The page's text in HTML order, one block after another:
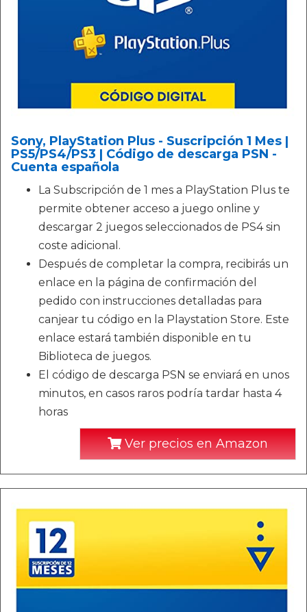
Sony, PlayStation Plus - Suscripción 1 Mes |
PS5/PS4/PS3 | Código de descarga PSN -
Cuenta española
La Subscripción de 1 mes a PlayStation Plus te
permite obtener acceso a juego online y
descargar 2 juegos seleccionados de PS4 sin
coste adicional.
Después de completar la compra, recibirás un
enlace en la página de confirmación del
pedido con instrucciones detalladas para
canjear tu código en la Playstation Store. Este
enlace estará también disponible en tu
Biblioteca de juegos.
El código de descarga PSN se enviará en unos
minutos, en casos raros podría tardar hasta 4
horas
Ver precios en Amazon